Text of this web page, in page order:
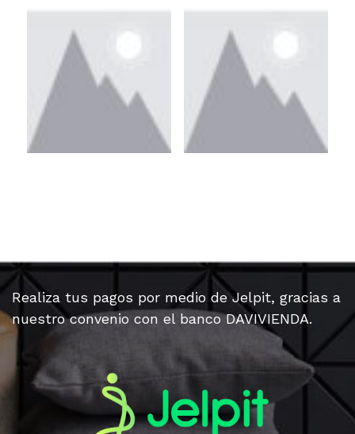
Realiza tus pagos por medio de Jelpit, gracias a
nuestro convenio con el banco DAVIVIENDA.